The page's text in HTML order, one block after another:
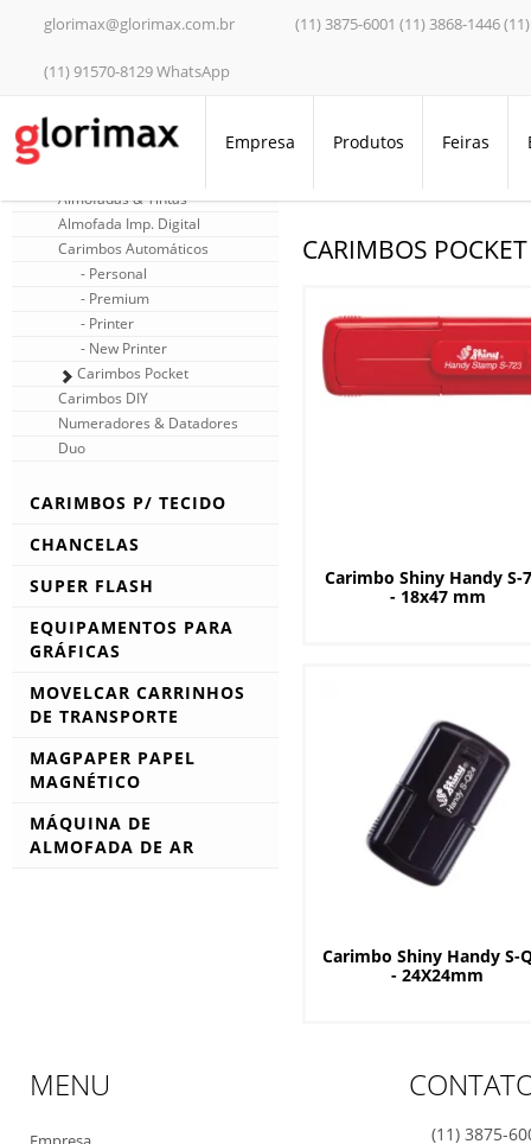
glorimax@glorimax.com.br (11) 3875-6001 (11) 3868-1446
(11) 91570-8129 WhatsApp
Empresa Produtos Feiras
LINHA SHINY
Almofadas & Tintas
Almofada Imp. Digital
Carimbos Automáticos
- Personal
- Premium
- Printer
- New Printer
Carimbos Pocket
Carimbos DIY
Numeradores & Datadores
Duo
CARIMBOS P/ TECIDO
CHANCELAS
SUPER FLASH
Carcaças
Insumos
Shiny
- Duo
- Handy Stamp
EQUIPAMENTOS PARA
GRÁFICAS
Canteadeira
- Lâminas
Cortador de Cartão
Cortador de Fotos
Dobradeira
Encadernadora
- Suprimentos
Refiladora
Seladora
MOVELCAR CARRINHOS
DE TRANSPORTE
Carrinho de Mão Dobrável
Carrinho e Escada
Carrinho Plataforma
MAGPAPER PAPEL
MAGNÉTICO
MÁQUINA DE
ALMOFADA DE AR
CARIMBOS POCKET
Carimbo Shiny Handy S-
- 18x47 mm
Carimbo Shiny Handy S-
- 24X24mm
MENU
(11) 3875-